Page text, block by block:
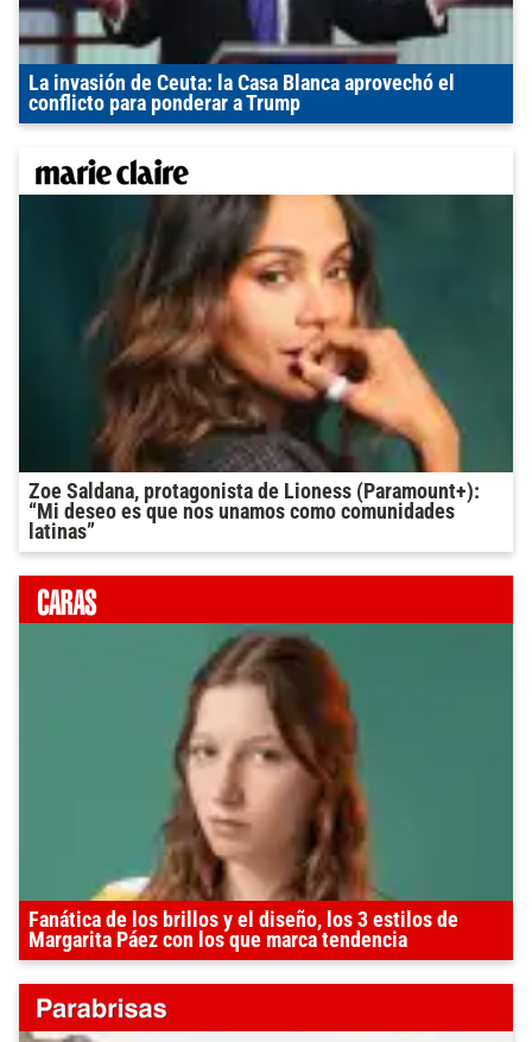
La invasión de Ceuta: la Casa Blanca aprovechó el
conflicto para ponderar a Trump
Zoe Saldana, protagonista de Lioness (Paramount+):
“Mi deseo es que nos unamos como comunidades
latinas”
Fanática de los brillos y el diseño, los 3 estilos de
Margarita Páez con los que marca tendencia